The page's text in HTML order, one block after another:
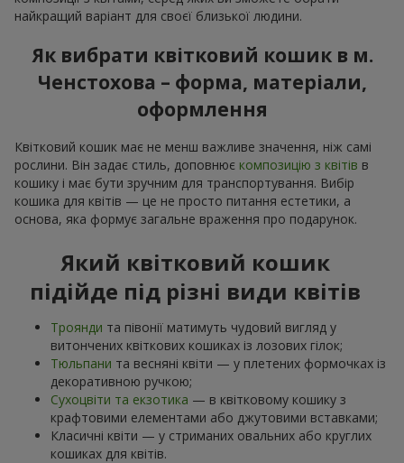
найкращий варіант для своєї близької людини.
Як вибрати квітковий кошик в м.
Ченстохова – форма, матеріали,
оформлення
Квітковий кошик має не менш важливе значення, ніж самі
рослини. Він задає стиль, доповнює композицію з квітів в
кошику і має бути зручним для транспортування. Вибір
кошика для квітів — це не просто питання естетики, а
основа, яка формує загальне враження про подарунок.
Який квітковий кошик
підійде під різні види квітів
Троянди та півонії матимуть чудовий вигляд у
витончених квіткових кошиках із лозових гілок;
Тюльпани та весняні квіти — у плетених формочках із
декоративною ручкою;
Сухоцвіти та екзотика — в квітковому кошику з
крафтовими елементами або джутовими вставками;
Класичні квіти — у стриманих овальних або круглих
кошиках для квітів.